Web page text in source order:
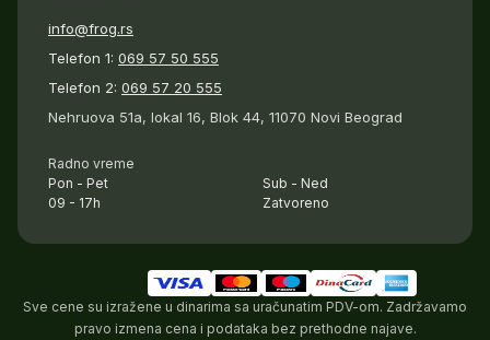
info@frog.rs
Telefon 1: 069 57 50 555
Telefon 2: 069 57 20 555
Nehruova 51a, lokal 16, Blok 44, 11070 Novi Beograd
Radno vreme
Pon - Pet
09 - 17h
Sub - Ned
Zatvoreno
Sve cene su izražene u dinarima sa uračunatim PDV-om. Zadržavamo
pravo izmena cena i podataka bez prethodne najave.